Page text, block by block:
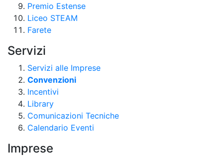
Premio Estense
Liceo STEAM
Farete
Servizi
Servizi alle Imprese
Convenzioni
Incentivi
Library
Comunicazioni Tecniche
Calendario Eventi
Imprese